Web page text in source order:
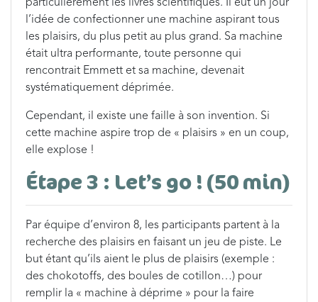
particulièrement les livres scientifiques. Il eut un jour
l’idée de confectionner une machine aspirant tous
les plaisirs, du plus petit au plus grand. Sa machine
était ultra performante, toute personne qui
rencontrait Emmett et sa machine, devenait
systématiquement déprimée.
Cependant, il existe une faille à son invention. Si
cette machine aspire trop de « plaisirs » en un coup,
elle explose !
Étape 3 : Let’s go ! (50 min)
Par équipe d’environ 8, les participants partent à la
recherche des plaisirs en faisant un jeu de piste. Le
but étant qu’ils aient le plus de plaisirs (exemple :
des chokotoffs, des boules de cotillon…) pour
remplir la « machine à déprime » pour la faire